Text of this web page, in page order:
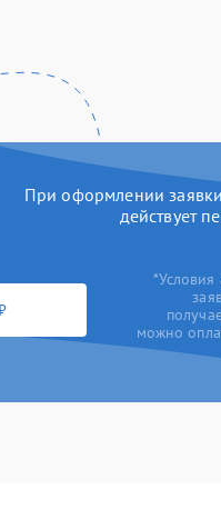
При оформлении
действует
*Условия
можно